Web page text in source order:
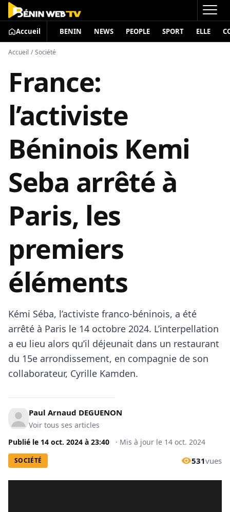
Accueil BENIN NEWS PEOPLE SPORT ELLE
Accueil / Société
France:
l’activiste
Béninois Kemi
Seba arrêté à
Paris, les
premiers
éléments
Kémi Séba, l’activiste franco-béninois, a été
arrêté à Paris le 14 octobre 2024. L’interpellation
a eu lieu alors qu’il déjeunait dans un restaurant
du 15e arrondissement, en compagnie de son
collaborateur, Cyrille Kamden.
Paul Arnaud DEGUENON
Voir tous ses articles
Publié le 14 oct. 2024 à 23:40 · Mis à jour le 14 oct. 2024
SOCIÉTÉ 531vues